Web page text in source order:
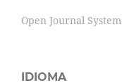
Open Journal
IDIOMA